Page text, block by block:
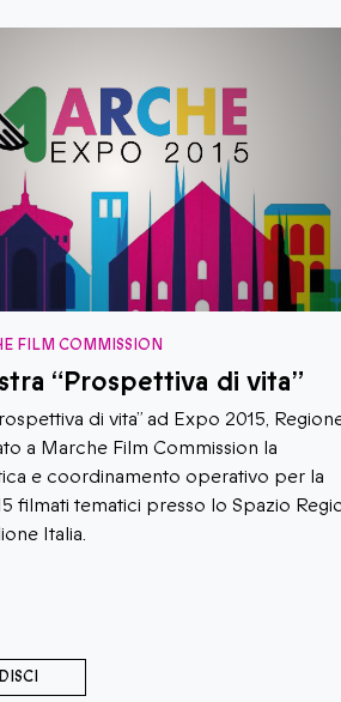
COMMISSION
“Prospettiva di vita”
di vita” ad Expo 2015, Regione
Marche Film Commission la
e coordinamento operativo per la
tematici presso lo Spazio Regione
Italia.